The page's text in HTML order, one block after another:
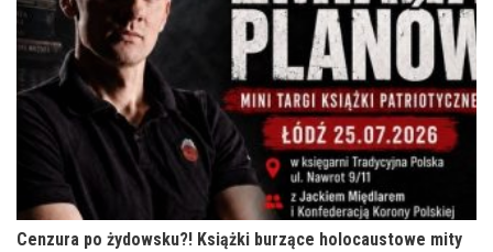
Cenzura po żydowsku?! Książki burzące holocaustowe mity